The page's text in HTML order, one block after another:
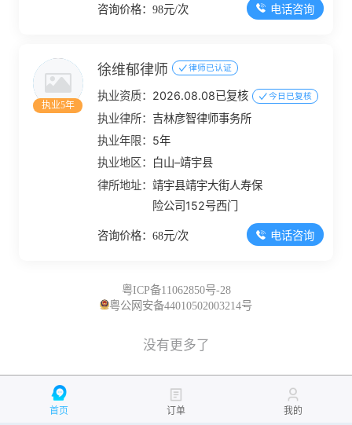
咨询价格：98元/次 电话咨询
执业5年
徐维郁律师 律师已认证
执业资质： 2026.08.08已复核 今日已复核
执业律所： 吉林彦智律师事务所
执业年限： 5年
执业地区：
白山–靖宇县
律所地址：靖宇县靖宇大街人寿保
险公司152号西门
咨询价格：68元/次 电话咨询
粤ICP备11062850号-28
粤公网安备44010502003214号
没有更多了
首页 订单 我的